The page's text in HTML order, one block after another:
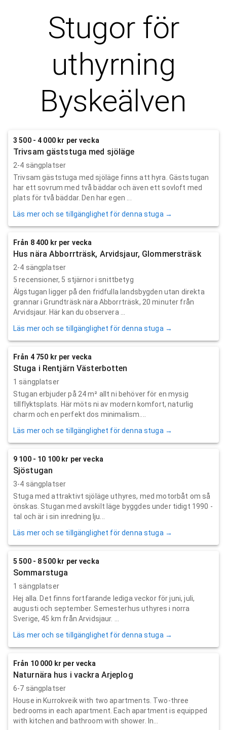
Stugor för
uthyrning
Byskeälven
3 500 - 4 000 kr per vecka
Trivsam gäststuga med sjöläge
2-4 sängplatser
Trivsam gäststuga med sjöläge finns att hyra. Gäststugan
har ett sovrum med två bäddar och även ett sovloft med
plats för två bäddar. Den har egen ...
Läs mer och se tillgänglighet för denna stuga →
Från 8 400 kr per vecka
Hus nära Abborrträsk, Arvidsjaur, Glommersträsk
2-4 sängplatser
5 recensioner, 5 stjärnor i snittbetyg
Älgstugan ligger på den fridfulla landsbygden utan direkta
grannar i Grundträsk nära Abborrträsk, 20 minuter från
Arvidsjaur. Här kan du observera ...
Läs mer och se tillgänglighet för denna stuga →
Från 4 750 kr per vecka
Stuga i Rentjärn Västerbotten
1 sängplatser
Stugan erbjuder på 24 m² allt ni behöver för en mysig
tillflyktsplats. Här möts ni av modern komfort, naturlig
charm och en perfekt dos minimalism....
Läs mer och se tillgänglighet för denna stuga →
9 100 - 10 100 kr per vecka
Sjöstugan
3-4 sängplatser
Stuga med attraktivt sjöläge uthyres, med motorbåt om så
önskas. Stugan med avskilt läge byggdes under tidigt 1990 -
tal och är i sin inredning lju...
Läs mer och se tillgänglighet för denna stuga →
5 500 - 8 500 kr per vecka
Sommarstuga
1 sängplatser
Hej alla. Det finns fortfarande lediga veckor för juni, juli,
augusti och september. Semesterhus uthyres i norra
Sverige, 45 km från Arvidsjaur. ...
Läs mer och se tillgänglighet för denna stuga →
Från 10 000 kr per vecka
Naturnära hus i vackra Arjeplog
6-7 sängplatser
House in Kurrokveik with two apartments. Two-three
bedrooms in each apartment. Each apartment is equipped
with kitchen and bathroom with shower. In...